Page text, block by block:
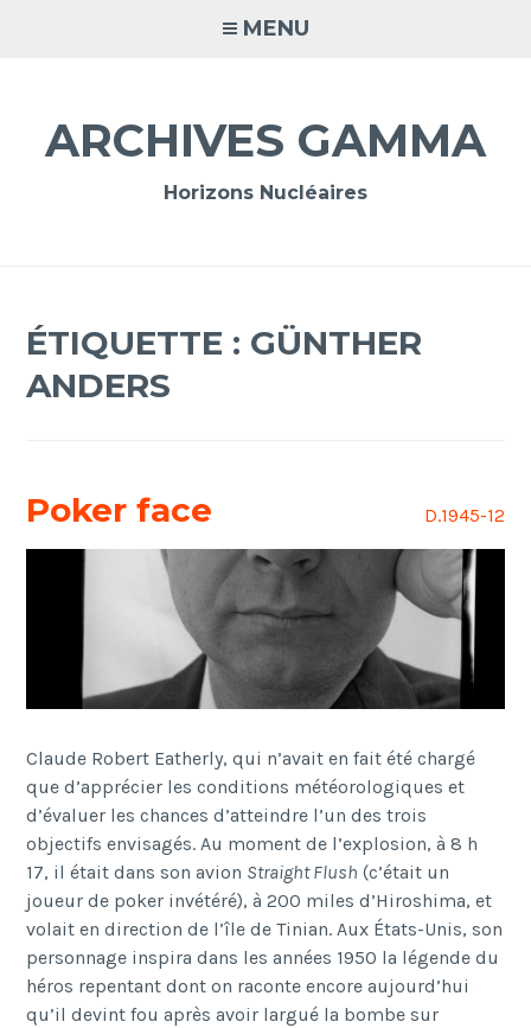
MENU
ARCHIVES GAMMA
Horizons Nucléaires
ÉTIQUETTE : GÜNTHER
ANDERS
Poker face D.1945-12
Claude Robert Eatherly, qui n’avait en fait été chargé
que d’apprécier les conditions météorologiques et
d’évaluer les chances d’atteindre l’un des trois
objectifs envisagés. Au moment de l’explosion, à 8 h
17, il était dans son avion Straight Flush (c’était un
joueur de poker invétéré), à 200 miles d’Hiroshima, et
volait en direction de l’île de Tinian. Aux États-Unis, son
personnage inspira dans les années 1950 la légende du
héros repentant dont on raconte encore aujourd’hui
qu’il devint fou après avoir largué la bombe sur